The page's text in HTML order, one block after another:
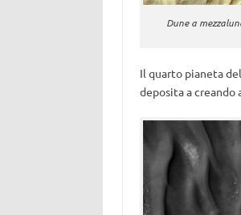
Dune a
Il quarto pianeta
deposita a creando